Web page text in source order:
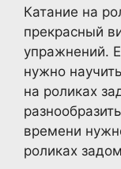
Катание на
прекрасный
упражнений.
нужно
на роликах
времени
роликах